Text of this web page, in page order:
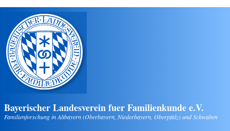
Direkt zum Inhalt
Bayerischer Landesverein fuer Familienkunde e.V.
Familienforschung in Altbayern (Oberbayern, Niederbayern, Oberpfalz) und Schwaben